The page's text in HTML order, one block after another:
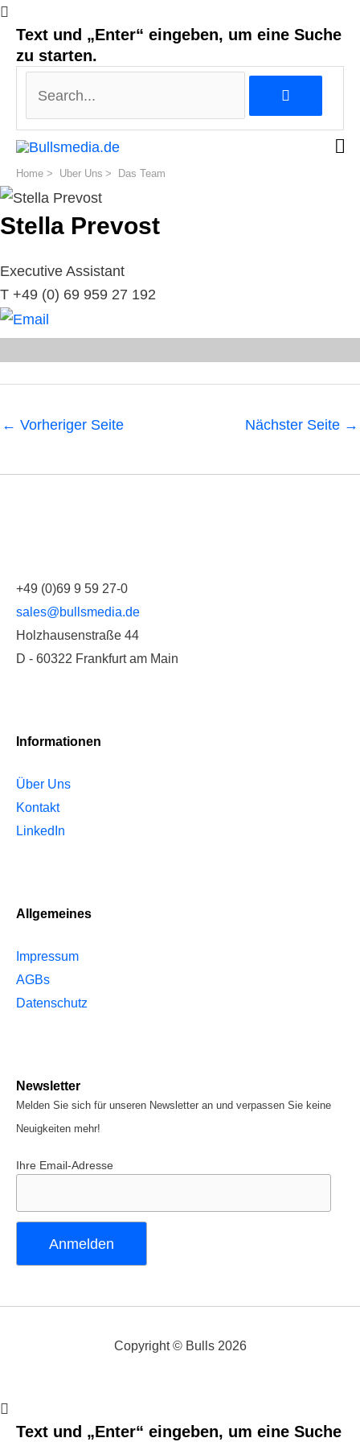
Text und „Enter“ eingeben, um eine Suche
zu starten.
Home Uber Uns Das Team
Stella Prevost
Executive Assistant
T +49 (0) 69 959 27 192
Post
navigation
← Vorheriger Seite Nächster Seite →
+49 (0)69 9 59 27-0
sales@bullsmedia.de
Holzhausenstraße 44
D - 60322 Frankfurt am Main
Informationen
Über Uns
Kontakt
LinkedIn
Allgemeines
Impressum
AGBs
Datenschutz
Newsletter
Melden Sie sich für unseren Newsletter an und verpassen Sie keine
Neuigkeiten mehr!
Ihre Email-Adresse
Copyright © Bulls 2026
Text und „Enter“ eingeben, um eine Suche
Search...